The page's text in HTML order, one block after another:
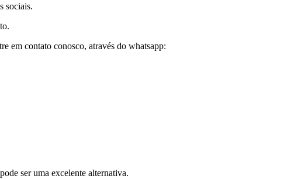
sociais.
em contato conosco, através do whatsapp:
ser uma excelente alternativa.